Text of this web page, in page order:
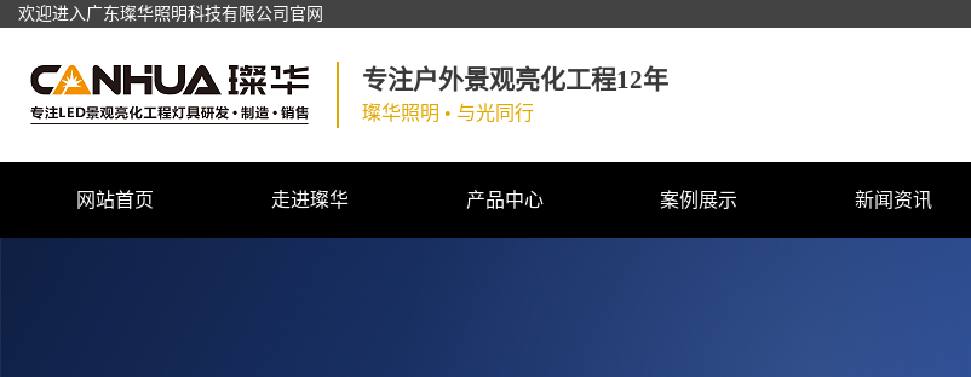
欢迎进入广东璨华照明科技有限公司官网
专注户外景观亮化工程12年
璨华照明 • 与光同行
网站首页 走进璨华 产品中心 案例展示 新闻资讯